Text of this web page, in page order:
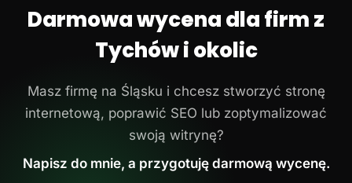
Darmowa wycena dla firm z
Tychów i okolic
Masz firmę na Śląsku i chcesz stworzyć stronę
internetową, poprawić SEO lub zoptymalizować
swoją witrynę?
Napisz do mnie, a przygotuję darmową wycenę.